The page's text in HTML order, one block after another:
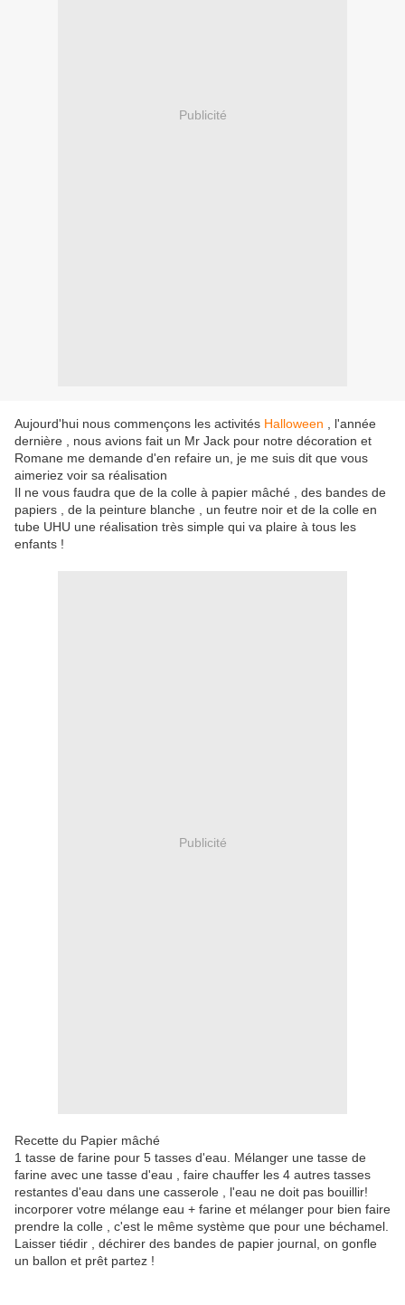
Publicité
Aujourd'hui nous commençons les activités Halloween , l'année
dernière , nous avions fait un Mr Jack pour notre décoration et
Romane me demande d'en refaire un, je me suis dit que vous
aimeriez voir sa réalisation
Il ne vous faudra que de la colle à papier mâché , des bandes de
papiers , de la peinture blanche , un feutre noir et de la colle en
tube UHU une réalisation très simple qui va plaire à tous les
enfants !
Publicité
Recette du Papier mâché
1 tasse de farine pour 5 tasses d'eau. Mélanger une tasse de
farine avec une tasse d'eau , faire chauffer les 4 autres tasses
restantes d'eau dans une casserole , l'eau ne doit pas bouillir!
incorporer votre mélange eau + farine et mélanger pour bien faire
prendre la colle , c'est le même système que pour une béchamel.
Laisser tiédir , déchirer des bandes de papier journal, on gonfle
un ballon et prêt partez !